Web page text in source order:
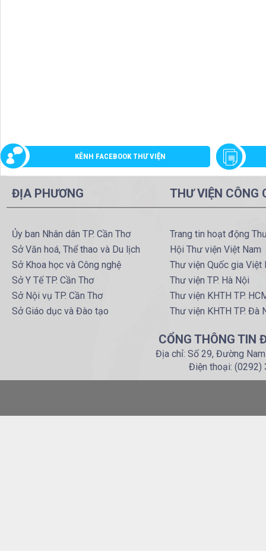
KÊNH FACEBOOK THƯ VIỆN
ĐỊA PHƯƠNG
Ủy ban Nhân dân TP. Cần Thơ
Sở Văn hoá, Thể thao và Du lịch
Sở Khoa học và Công nghệ
Sở Y Tế TP. Cần Thơ
Sở Nội vụ TP. Cần Thơ
Sở Giáo dục và Đào tạo
THƯ VIỆN CÔNG
Trang tin hoạt động
Hội Thư viện Việt Nam
Thư viện Quốc gia Việt
Thư viện TP. Hà Nội
Thư viện KHTH TP.
Thư viện KHTH TP. Đà
CỔNG THÔNG TIN
Địa chỉ: Số 29, Đường
Điện thoại: (0292)